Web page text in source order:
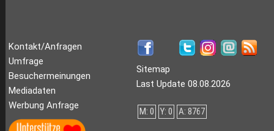
Kontakt/Anfragen
Umfrage
Besuchermeinungen
Mediadaten
Werbung Anfrage
Sitemap
Last Update 08.08.2026
M: 0 Y: 0 A: 8767